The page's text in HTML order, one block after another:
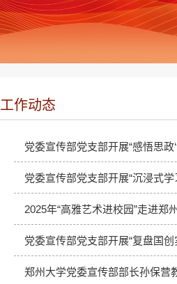
工作动态
党委宣传部党支部开展“感悟思政
党委宣传部党支部开展“沉浸式
2025年“高雅艺术进校园”走进郑
党委宣传部党支部开展“复盘国
郑州大学党委宣传部部长孙保营